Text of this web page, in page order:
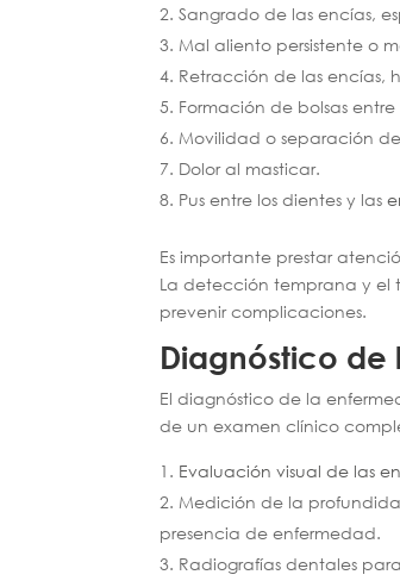
Sangrado de las encías,
Mal aliento persistente o
Retracción de las encías,
Formación de bolsas
Movilidad o separación
Dolor al masticar.
Pus entre los dientes y las
Es importante prestar
La detección temprana y
prevenir complicaciones.
Diagnóstico
El diagnóstico de la
de un examen clínico
Evaluación visual de las
Medición de la
presencia de enfermedad.
Radiografías dentales